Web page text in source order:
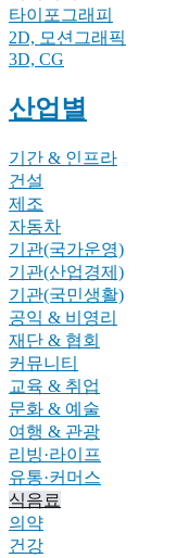
타이포그래피
2D, 모션그래픽
3D, CG
산업별
기간 & 인프라
건설
제조
자동차
기관(국가운영)
기관(산업경제)
기관(국민생활)
공익 & 비영리
재단 & 협회
커뮤니티
교육 & 취업
문화 & 예술
여행 & 관광
리빙·라이프
유통·커머스
식음료
의약
건강